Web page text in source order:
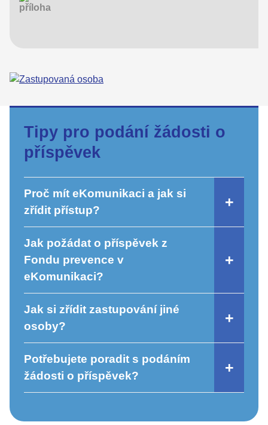
Tipy pro podání žádosti o
příspěvek
Proč mít eKomunikaci a jak si
zřídit přístup?
Jak požádat o příspěvek z
Fondu prevence v
eKomunikaci?
Jak si zřídit zastupování jiné
osoby?
Potřebujete poradit s podáním
žádosti o příspěvek?